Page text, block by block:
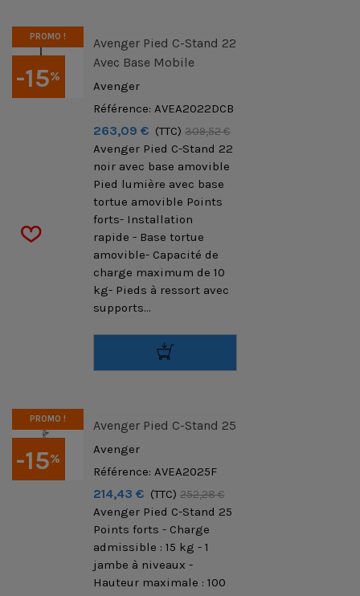
-15%
PROMO !
Avenger Pied C-Stand 22
Avec Base Mobile
Avenger
Référence: AVEA2022DCB
263,09 € (TTC) 309,52 €
Avenger Pied C-Stand 22
noir avec base amovible
Pied lumière avec base
tortue amovible Points
forts- Installation
rapide - Base tortue
amovible- Capacité de
charge maximum de 10
kg- Pieds à ressort avec
supports...
-15%
PROMO ! Avenger Pied C-Stand 25
Avenger
Référence: AVEA2025F
214,43 € (TTC) 252,28 €
Avenger Pied C-Stand 25
Points forts - Charge
admissible : 15 kg - 1
jambe à niveaux -
Hauteur maximale : 100